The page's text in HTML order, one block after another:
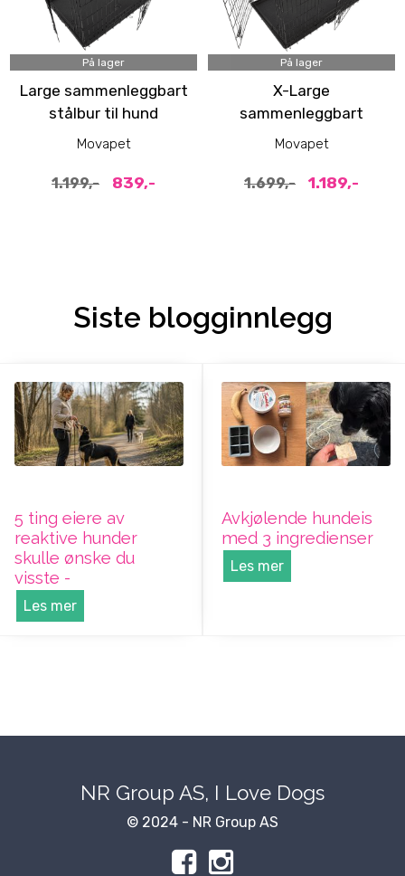
På lager
Large sammenleggbart
stålbur til hund
(93x62x69cm)
Movapet
1.199,- 839,-
På lager
X-Large
sammenleggbart
stålbur til hund
Movapet
1.699,- 1.189,-
Siste blogginnlegg
5 ting eiere av
reaktive hunder
skulle ønske du
visste -
Les mer
Avkjølende hundeis
med 3 ingredienser
Les mer
NR Group AS, I Love Dogs
© 2024 - NR Group AS